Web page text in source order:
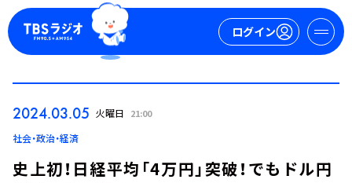
ログイン
2024.03.05 火曜日 21:00
社会・政治・経済
史上初！日経平均「4万円」突破！でもドル円